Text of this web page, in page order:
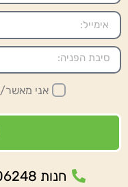
אני
חנות 03-5606248 , 03-5660270